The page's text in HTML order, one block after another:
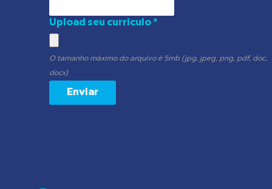
Upload seu curriculo *
O tamanho máximo do arquivo é 5mb (jpg, jpeg, png, pdf, doc,
docx)